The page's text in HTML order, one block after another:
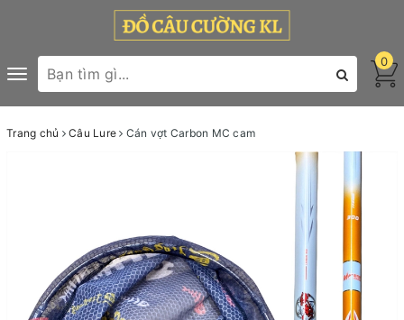
Toggle
navigation
0
Trang chủ Câu Lure Cán vợt Carbon MC cam